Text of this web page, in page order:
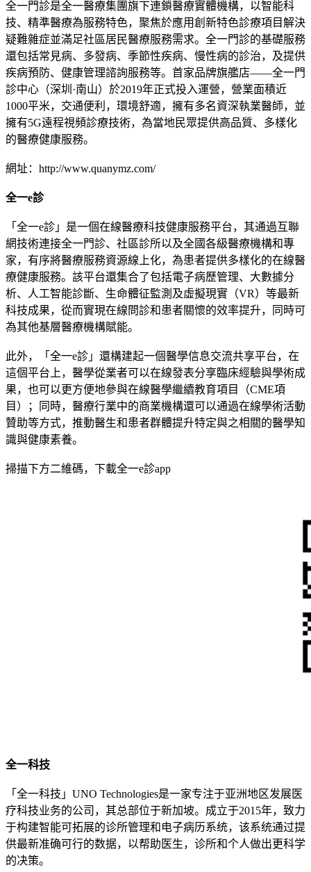
全一門診是全一醫療集團旗下連鎖醫療實體機構，以智能科
技、精準醫療為服務特色，聚焦於應用創新特色診療項目解決
疑難雜症並滿足社區居民醫療服務需求。全一門診的基礎服務
還包括常見病、多發病、季節性疾病、慢性病的診治，及提供
疾病預防、健康管理諮詢服務等。首家品牌旗艦店——全一門
診中心（深圳·南山）於2019年正式投入運營，營業面積近
1000平米，交通便利，環境舒適，擁有多名資深執業醫師，並
擁有5G遠程視頻診療技術，為當地民眾提供高品質、多樣化
的醫療健康服務。
網址：http://www.quanymz.com/
全一e診
「全一e診」是一個在線醫療科技健康服務平台，其通過互聯
網技術連接全一門診、社區診所以及全國各級醫療機構和專
家，有序將醫療服務資源線上化，為患者提供多樣化的在線醫
療健康服務。該平台還集合了包括電子病歷管理、大數據分
析、人工智能診斷、生命體征監測及虛擬現實（VR）等最新
科技成果，從而實現在線問診和患者關懷的效率提升，同時可
為其他基層醫療機構賦能。
此外，「全一e診」還構建起一個醫學信息交流共享平台，在
這個平台上，醫學從業者可以在線發表分享臨床經驗與學術成
果，也可以更方便地參與在線醫學繼續教育項目（CME項
目）；同時，醫療行業中的商業機構還可以通過在線學術活動
贊助等方式，推動醫生和患者群體提升特定與之相關的醫學知
識與健康素養。
掃描下方二維碼，下載全一e診app
全一科技
「全一科技」UNO Technologies是一家专注于亚洲地区发展医
疗科技业务的公司，其总部位于新加坡。成立于2015年，致力
于构建智能可拓展的诊所管理和电子病历系统，该系统通过提
供最新准确可行的数据，以帮助医生，诊所和个人做出更科学
的决策。